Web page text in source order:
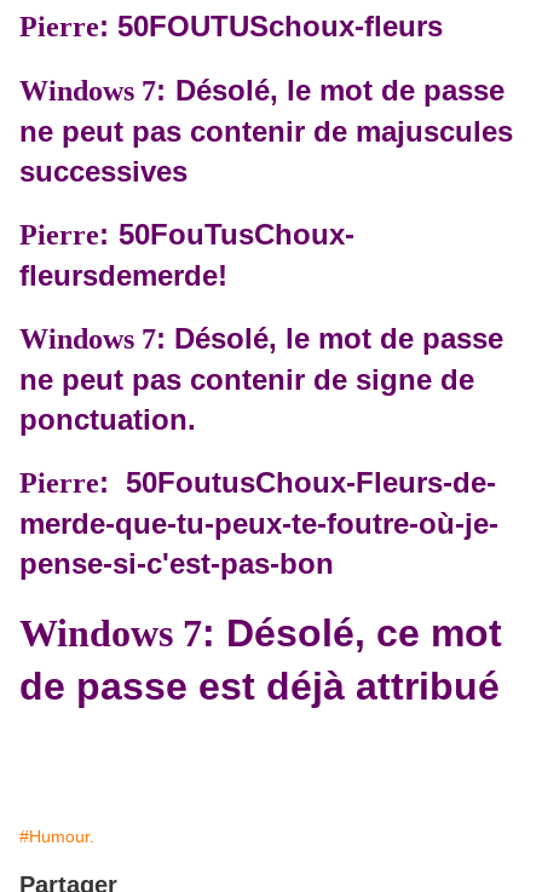
Pierre: 50FOUTUSchoux-fleurs
Windows 7: Désolé, le mot de passe
ne peut pas contenir de majuscules
successives
Pierre: 50FouTusChoux-
fleursdemerde!
Windows 7: Désolé, le mot de passe
ne peut pas contenir de signe de
ponctuation.
Pierre: 50FoutusChoux-Fleurs-de-
merde-que-tu-peux-te-foutre-où-je-
pense-si-c'est-pas-bon
Windows 7: Désolé, ce mot
de passe est déjà attribué
#Humour.
Partager